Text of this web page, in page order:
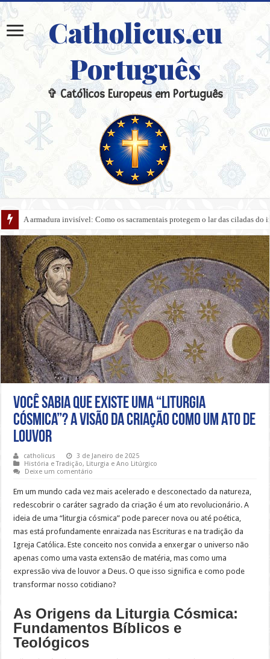
Catholicus.eu
Português
✞ Católicos Europeus em Português
A armadura invisível: Como os sacramentais protegem o lar das ciladas do
Você Sabia que Existe uma “Liturgia
Cósmica”? A Visão da Criação como um Ato de
Louvor
catholicus
3 de Janeiro de 2025
História e Tradição, Liturgia e Ano Litúrgico
Deixe um comentário
Em um mundo cada vez mais acelerado e desconectado da natureza,
redescobrir o caráter sagrado da criação é um ato revolucionário. A
ideia de uma “liturgia cósmica” pode parecer nova ou até poética,
mas está profundamente enraizada nas Escrituras e na tradição da
Igreja Católica. Este conceito nos convida a enxergar o universo não
apenas como uma vasta extensão de matéria, mas como uma
expressão viva de louvor a Deus. O que isso significa e como pode
transformar nosso cotidiano?
As Origens da Liturgia Cósmica:
Fundamentos Bíblicos e
Teológicos